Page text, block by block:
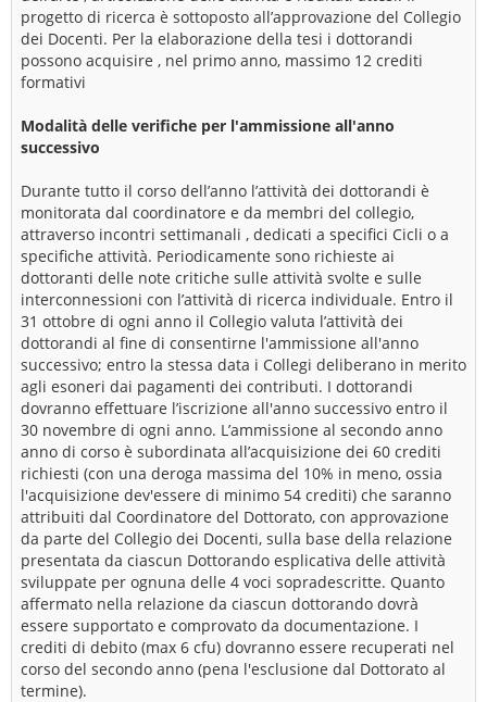
progetto di ricerca è sottoposto all’approvazione del Collegio
dei Docenti. Per la elaborazione della tesi i dottorandi
possono acquisire , nel primo anno, massimo 12 crediti
formativi
Modalità delle verifiche per l'ammissione all'anno
successivo
Durante tutto il corso dell’anno l’attività dei dottorandi è
monitorata dal coordinatore e da membri del collegio,
attraverso incontri settimanali , dedicati a specifici Cicli o a
specifiche attività. Periodicamente sono richieste ai
dottoranti delle note critiche sulle attività svolte e sulle
interconnessioni con l’attività di ricerca individuale. Entro il
31 ottobre di ogni anno il Collegio valuta l’attività dei
dottorandi al fine di consentirne l'ammissione all'anno
successivo; entro la stessa data i Collegi deliberano in merito
agli esoneri dai pagamenti dei contributi. I dottorandi
dovranno effettuare l’iscrizione all'anno successivo entro il
30 novembre di ogni anno. L’ammissione al secondo anno
anno di corso è subordinata all’acquisizione dei 60 crediti
richiesti (con una deroga massima del 10% in meno, ossia
l'acquisizione dev'essere di minimo 54 crediti) che saranno
attribuiti dal Coordinatore del Dottorato, con approvazione
da parte del Collegio dei Docenti, sulla base della relazione
presentata da ciascun Dottorando esplicativa delle attività
sviluppate per ognuna delle 4 voci sopradescritte. Quanto
affermato nella relazione da ciascun dottorando dovrà
essere supportato e comprovato da documentazione. I
crediti di debito (max 6 cfu) dovranno essere recuperati nel
corso del secondo anno (pena l'esclusione dal Dottorato al
termine).